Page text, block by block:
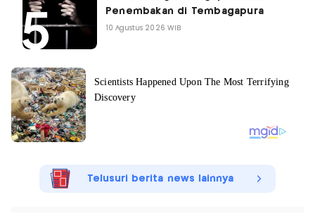
Penembakan di Tembagapura
10 Agustus 2026 WIB
Telusuri berita news lainnya